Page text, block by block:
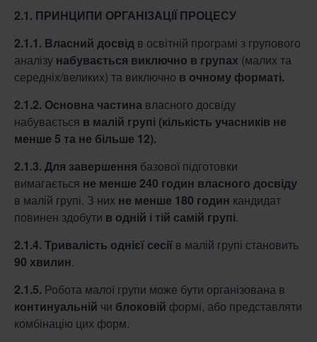
2.1. ПРИНЦИПИ ОРГАНІЗАЦІЇ ПРОЦЕСУ
2.1.1. Власний досвід в освітній програмі з групового
аналізу набувається виключно в групах (малих та
середніх/великих) та виключно в очному форматі.
2.1.2. Основна частина власного досвіду
набувається в малій групі (кількість учасників не
менше 5 та не більше 12).
2.1.3. Для завершення базової підготовки
вимагається не менше 240 годин власного досвіду
в малій групі. З них не менше 180 годин кандидат
повинен здобути в одній і тій самій групі.
2.1.4. Тривалість однієї сесії в малій групі становить
90 хвилин.
2.1.5. Робота малої групи може бути організована в
континуальній чи блоковій формі, або представляти
комбінацію цих форм.